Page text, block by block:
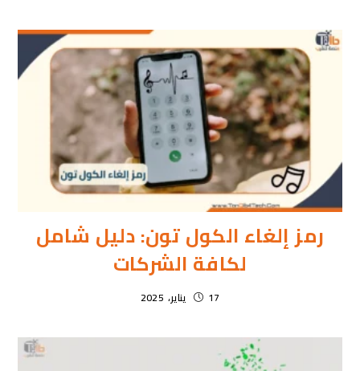
رمز إلغاء الكول تون: دليل شامل
لكافة الشركات
17 يناير، 2025